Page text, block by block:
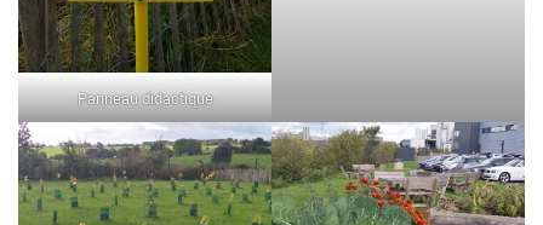
Panneau didactique